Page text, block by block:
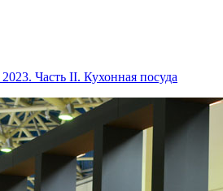
Часть II. Кухонная посуда